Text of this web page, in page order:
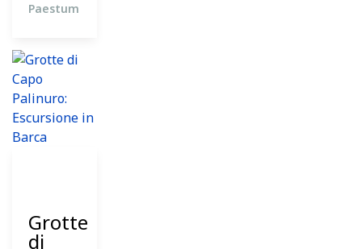
Paestum
Grotte
di